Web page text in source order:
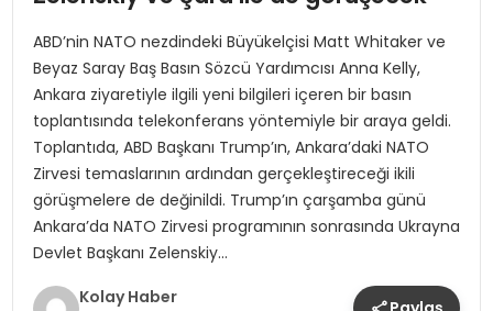
TOROSLAR’DA PAZAR GERGİNLİĞİ!
ABD’nin NATO nezdindeki Büyükelçisi Matt Whitaker ve
Beyaz Saray Baş Basın Sözcü Yardımcısı Anna Kelly,
Ankara ziyaretiyle ilgili yeni bilgileri içeren bir basın
toplantısında telekonferans yöntemiyle bir araya geldi.
Toplantıda, ABD Başkanı Trump’ın, Ankara’daki NATO
Zirvesi temaslarının ardından gerçekleştireceği ikili
görüşmelere de değinildi. Trump’ın çarşamba günü
Ankara’da NATO Zirvesi programının sonrasında Ukrayna
Devlet Başkanı Zelenskiy…
Kolay Haber